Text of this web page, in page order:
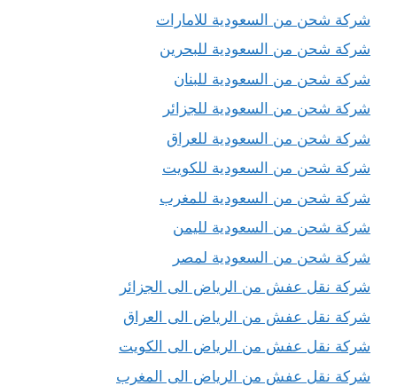
شركة شحن من السعودية للامارات
شركة شحن من السعودية للبحرين
شركة شحن من السعودية للبنان
شركة شحن من السعودية للجزائر
شركة شحن من السعودية للعراق
شركة شحن من السعودية للكويت
شركة شحن من السعودية للمغرب
شركة شحن من السعودية لليمن
شركة شحن من السعودية لمصر
شركة نقل عفش من الرياض الى الجزائر
شركة نقل عفش من الرياض الى العراق
شركة نقل عفش من الرياض الى الكويت
شركة نقل عفش من الرياض الى المغرب